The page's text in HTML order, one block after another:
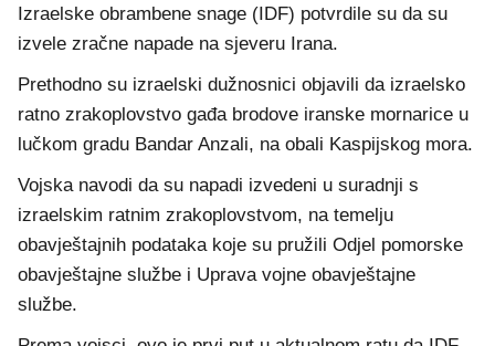
Izraelske obrambene snage (IDF) potvrdile su da su
izvele zračne napade na sjeveru Irana.
Prethodno su izraelski dužnosnici objavili da izraelsko
ratno zrakoplovstvo gađa brodove iranske mornarice u
lučkom gradu Bandar Anzali, na obali Kaspijskog mora.
Vojska navodi da su napadi izvedeni u suradnji s
izraelskim ratnim zrakoplovstvom, na temelju
obavještajnih podataka koje su pružili Odjel pomorske
obavještajne službe i Uprava vojne obavještajne
službe.